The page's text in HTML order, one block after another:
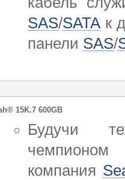
SAS/SATAк
панели SAS/
15K.7 600GB
Будучи
чемпионом
компания